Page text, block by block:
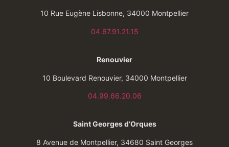
10 Rue Eugène Lisbonne, 34000 Montpellier
04.67.91.21.15
Renouvier
10 Boulevard Renouvier, 34000 Montpellier
04.99.66.20.06
Saint Georges d’Orques
8 Avenue de Montpellier, 34680 Saint Georges